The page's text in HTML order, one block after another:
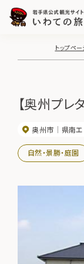
トップペ
【奥州プレ
奥州市 県南
自然・景勝・庭園